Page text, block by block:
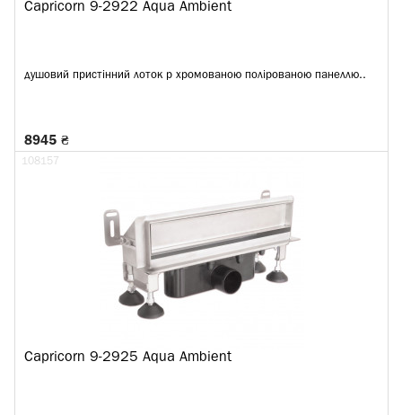
Capricorn 9-2922 Aqua Ambient
душовий пристінний лоток p хромованою полірованою панеллю..
8945 ₴
Capricorn 9-2925 Aqua Ambient
108157